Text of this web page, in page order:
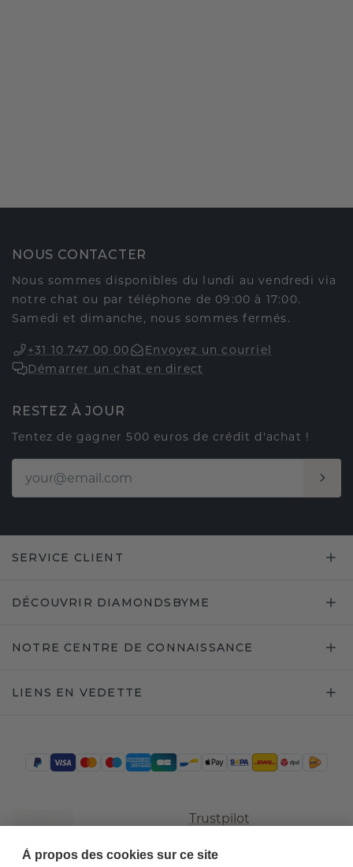
NOUS CONTACTER
Nous sommes disponibles du lundi au vendredi via
notre chat ou par téléphone de 09:00 à 17:00.
Samedi et dimanche, nous sommes fermés.
+31 10 747 00 00
Envoyez un courriel
Démarrer un chat en direct
RESTEZ À JOUR
Tentez de gagner 500 euros de crédit d'achat !
SERVICE CLIENT
DÉCOUVRIR DIAMONDSBYME
NOTRE CENTRE DE CONNAISSANCE
LIENS EN VEDETTE
Trustpilot
À propos des cookies sur ce site